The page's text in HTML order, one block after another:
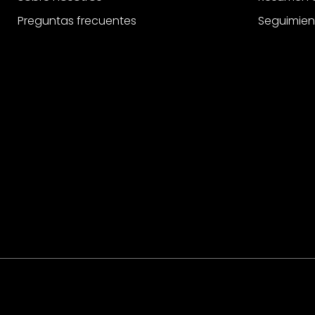
Preguntas frecuentes